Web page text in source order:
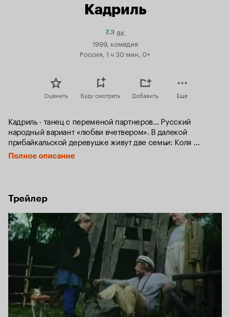
Кадриль
7.3Рейтинг
8K
1999, комедия
Россия, 1 ч 30 мин, 0+
Оценить Буду смотреть Добавить Еще
Кадриль - танец с переменой партнеров… Русский
народный вариант «любви вчетвером». В далекой
прибайкальской деревушке живут две семьи: Коля
Звягинцев с женой Лидой и его сосед Саня Арефьев с
женой Валей. Две соседки решили в сердцах «махнуться»
Полное описание
Трейлер